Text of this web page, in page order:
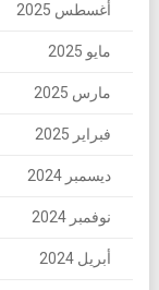
أغسطس 2025
مايو 2025
مارس 2025
فبراير 2025
ديسمبر 2024
نوفمبر 2024
أبريل 2024